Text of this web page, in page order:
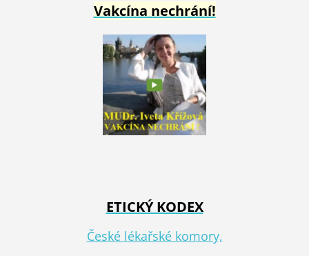
Vakcína nechrání!
ETICKÝ KODEX
České lékařské komory,